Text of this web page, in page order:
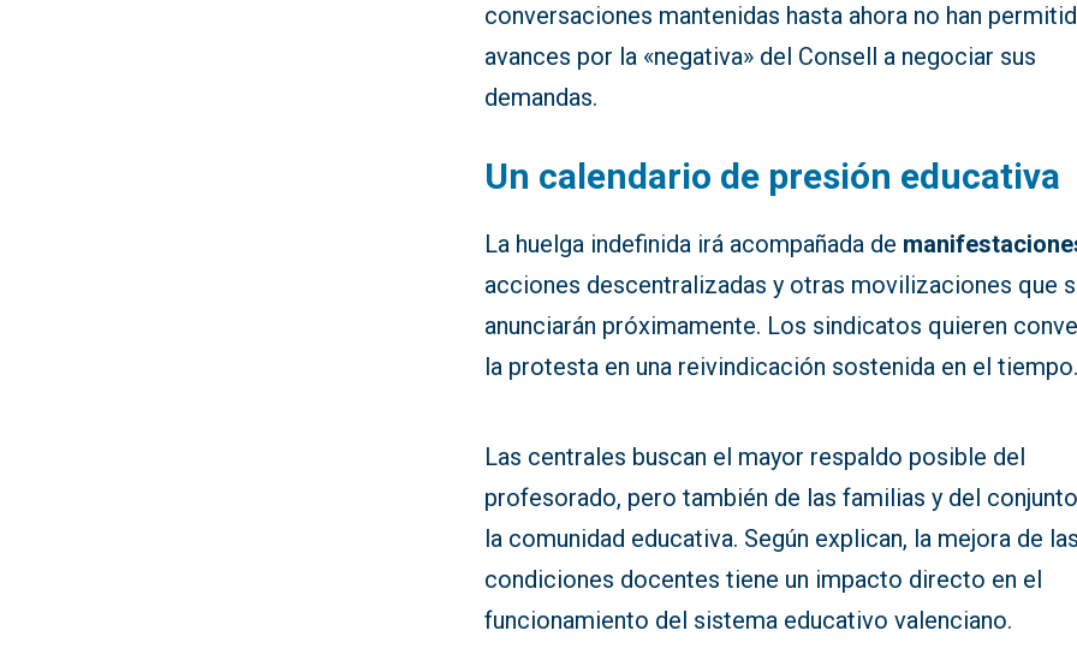
conversaciones mantenidas hasta ahora no han
avances por la «negativa» del Consell a negociar sus
demandas.
Un calendario de presión educativa
La huelga indefinida irá acompañada de
acciones descentralizadas y otras movilizaciones que
anunciarán próximamente. Los sindicatos quieren
la protesta en una reivindicación sostenida en el tiempo.
Las centrales buscan el mayor respaldo posible del
profesorado, pero también de las familias y del
la comunidad educativa. Según explican, la mejora de las
condiciones docentes tiene un impacto directo en el
funcionamiento del sistema educativo valenciano.